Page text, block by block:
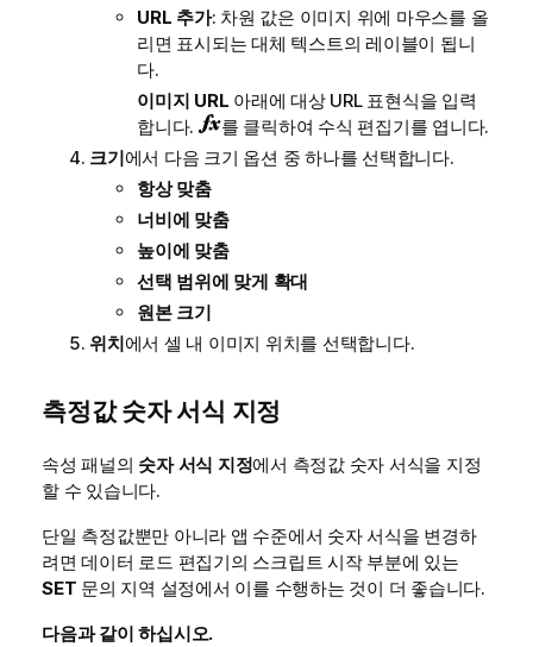
URL 추가: 차원 값은 이미지 위에 마우스를 올
리면 표시되는 대체 텍스트의 레이블이 됩니
다.
이미지 URL 아래에 대상 URL 표현식을 입력
합니다.
를 클릭하여 수식 편집기를 엽니다.
크기에서 다음 크기 옵션 중 하나를 선택합니다.
항상 맞춤
너비에 맞춤
높이에 맞춤
선택 범위에 맞게 확대
원본 크기
위치에서 셀 내 이미지 위치를 선택합니다.
측정값 숫자 서식 지정
속성 패널의 숫자 서식 지정에서 측정값 숫자 서식을 지정
할 수 있습니다.
단일 측정값뿐만 아니라 앱 수준에서 숫자 서식을 변경하
려면 데이터 로드 편집기의 스크립트 시작 부분에 있는
SET 문의 지역 설정에서 이를 수행하는 것이 더 좋습니다.
다음과 같이 하십시오.